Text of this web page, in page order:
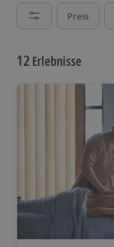
Preis
12 Erlebnisse